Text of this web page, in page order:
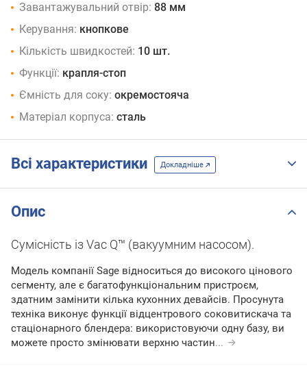
Завантажувальний отвір: 88 мм
Керування: кнопкове
Кількість швидкостей: 10 шт.
Функції: крапля-стоп
Ємність для соку: окремостояча
Матеріал корпуса: сталь
Всі характеристики Докладніше
Опис
Сумісність із Vac Q™ (вакуумним насосом).
Модель компанії Sage відноситься до високого цінового
сегменту, але є багатофункціональним пристроєм,
здатним замінити кілька кухонних девайсів. Просунута
техніка виконує функції відцентрового соковитискача та
стаціонарного блендера: використовуючи одну базу, ви
можете просто змінювати верхню частин...